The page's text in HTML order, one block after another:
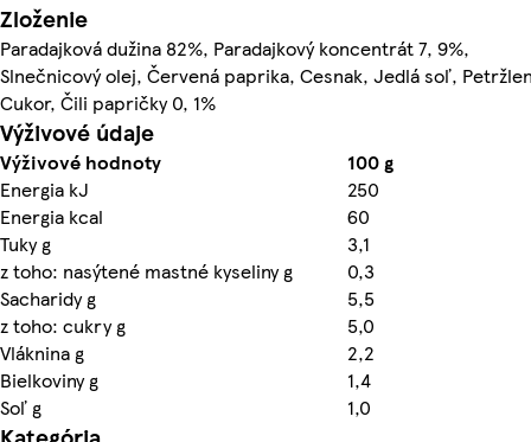
Zloženie
Paradajková dužina 82%, Paradajkový koncentrát 7, 9%,
Slnečnicový olej, Červená paprika, Cesnak, Jedlá soľ,
Cukor, Čili papričky 0, 1%
Výživové údaje
Výživové hodnoty
100 g
Energia kJ
250
Energia kcal
60
Tuky g
3,1
z toho: nasýtené mastné kyseliny g
0,3
Sacharidy g
5,5
z toho: cukry g
5,0
Vláknina g
2,2
Bielkoviny g
1,4
Soľ g
1,0